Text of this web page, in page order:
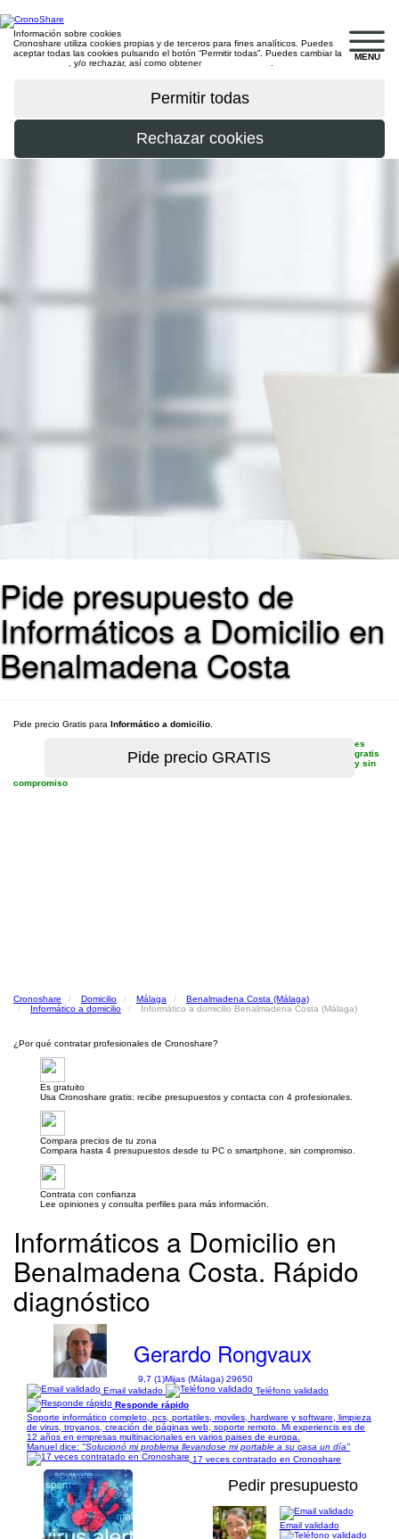
MENU
Información sobre cookies
Cronoshare utiliza cookies propias y de terceros para fines analíticos. Puedes
aceptar todas las cookies pulsando el botón “Permitir todas”. Puedes cambiar la
, y/o rechazar, así como obtener
Pide presupuesto de
Informáticos a Domicilio en
Benalmadena Costa
Pide precio Gratis para Informático a domicilio
es
gratis
y sin
compromiso
Cronoshare Domicilio Málaga
Benalmadena Costa (Málaga)
Informático a domicilio
Informático a domicilio Benalmadena Costa (Málaga)
¿Por qué contratar profesionales de Cronoshare?
Es gratuito
Usa Cronoshare gratis: recibe presupuestos y contacta con 4 profesionales.
Compara precios de tu zona
Compara hasta 4 presupuestos desde tu PC o smartphone, sin compromiso.
Contrata con confianza
Lee opiniones y consulta perfiles para más información.
Informáticos a Domicilio en
Benalmadena Costa. Rápido
diagnóstico
Gerardo Rongvaux
9,7 (1)Mijas (Málaga) 29650
Email validado
Teléfono validado
Responde rápido
Soporte informático completo, pcs, portatiles, moviles, hardware y software, limpieza
de virus, troyanos, creación de páginas web, soporte remoto. Mi experiencis es de
12 años en empresas multinacionales en varios paises de europa.
Manuel dice: "Solucionó mi problema llevandose mi portable a su casa un día"
17 veces contratado en Cronoshare
Pedir presupuesto
Email validado